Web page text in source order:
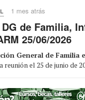
1 mes atrás
de Familia,
25/06/2026
General de Familia
reunión el 25 de junio de